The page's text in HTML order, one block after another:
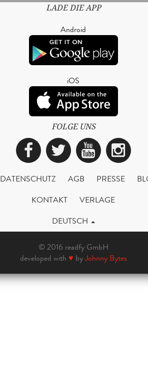
LADE DIE APP
Android
iOS
FOLGE UNS
Facebook
Twitter
DATENSCHUTZ AGB PRESSE
KONTAKT
VERLAGE
DEUTSCH
© 2016 readfy GmbH
developed with ♥ byJohnny Bytes